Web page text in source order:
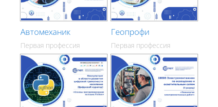
Автомеханик
Первая профессия
Геопрофи
Первая профессия